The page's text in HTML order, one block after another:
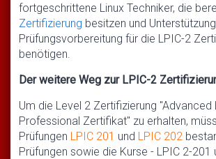
fortgeschrittene Linux Techniker, die
Zertifizierung besitzen und
Prüfungsvorbereitung für die LPIC-2
benötigen.
Der weitere Weg zur LPIC-2
Um die Level 2 Zertifizierung "Advanced
Professional Zertifikat" zu erhalten,
Prüfungen LPIC 201 und LPIC 202
Prüfungen sowie die Kurse - LPIC 2-201